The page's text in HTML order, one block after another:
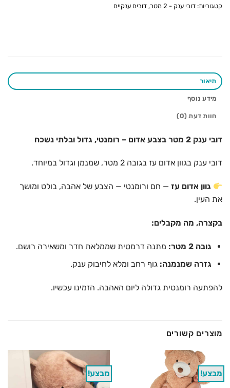
קטגוריות: דובי ענק - 2 מטר , דובים ענקיים
תיאור
מידע נוסף
חוות דעת (0)
דובי ענק 2 מטר בצבע אדום – רומנטי, גדול ובלתי נשכח
דובי ענק בגוון אדום עז בגובה 2 מטר, שמנמן וגדול במיוחד.
גוון אדום עז — חם ורומנטי — הצבע של אהבה, בולט ומושך
את העין.
בקצרה, מה מקבלים:
גובה 2 מטר:
מתנה דרמטית שממלאת חדר ומשאירה רושם.
גזרה שמנמנה: גוף רחב ומלא לחיבוק ענק.
להפתעה רומנטית גדולה ליום האהבה. הזמינו עכשיו.
מוצרים קשורים
מבצע! מבצע!